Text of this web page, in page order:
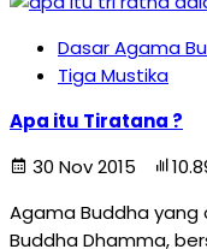
Dasar Agama
Tiga Mustika
Apa itu Tiratana ?
30 Nov 2015
Agama Buddha
Buddha Dhamma,